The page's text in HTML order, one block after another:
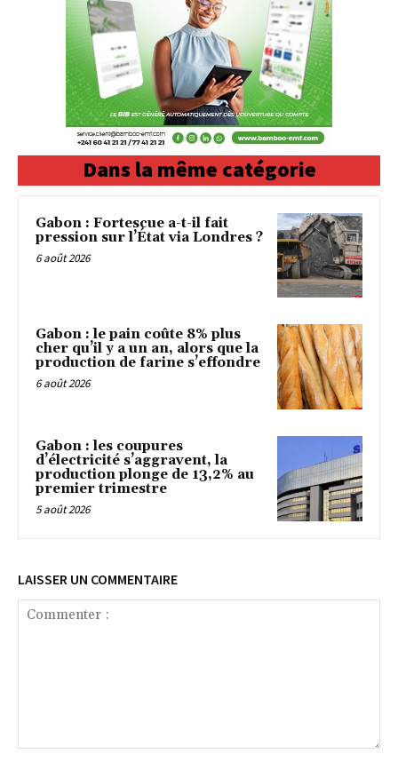
Dans la même catégorie
Gabon : Fortescue a-t-il fait
pression sur l’État via Londres ?
6 août 2026
Gabon : le pain coûte 8% plus
cher qu’il y a un an, alors que la
production de farine s’effondre
6 août 2026
Gabon : les coupures
d’électricité s’aggravent, la
production plonge de 13,2% au
premier trimestre
5 août 2026
LAISSER UN COMMENTAIRE